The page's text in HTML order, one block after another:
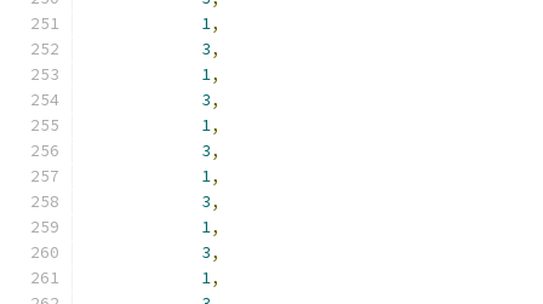
1,
3,
1,
3,
1,
3,
1,
3,
1,
3,
1,